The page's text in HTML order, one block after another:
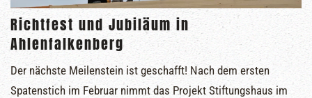
Richtfest und Jubiläum in
Ahlenfalkenberg
Der nächste Meilenstein ist geschafft! Nach dem ersten
Spatenstich im Februar nimmt das Projekt Stiftungshaus im